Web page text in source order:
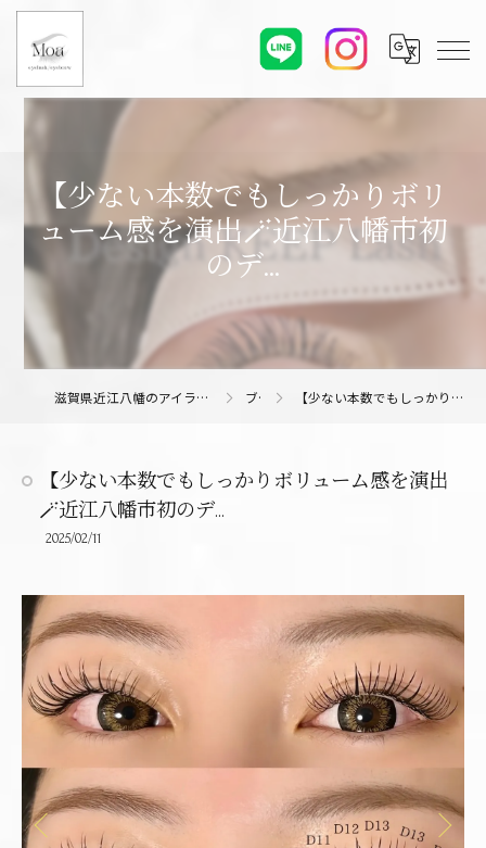
【少ない本数でもしっかりボリ
ューム感を演出🪄近江八幡市初
のデ...
滋賀県近江八幡のアイラッシュサロンならMoa eyelash/eyebrow ブログ 【少ない本数でもしっかりボリューム感を演出🪄近江八幡市初のデ...
【少ない本数でもしっかりボリューム感を演出
🪄近江八幡市初のデ...
2025/02/11